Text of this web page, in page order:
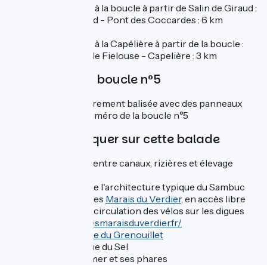
Pour accéder à la boucle à partir de Salin de Giraud :
Salin de Giraud - Pont des Coccardes : 6 km
Pour accéder à la Capélière à partir de la boucle :
Lieu-dit Mas de Fielouse - Capelière : 3 km
Balisage de la boucle n°5
La boucle est entièrement balisée avec des panneaux
verts et blancs + numéro de la boucle n°5
À ne pas manquer sur cette balade
La Camargue entre canaux, rizières et élevage
Découverte de l'architecture typique du Sambuc
Découverte des Marais du Verdier, en accès libre
toute l'année, circulation des vélos sur les digues
https://www.lesmaraisduverdier.fr/
L'Observatoire du Grenouillet
Le Point de vue du Sel
La Digue à la mer et ses phares